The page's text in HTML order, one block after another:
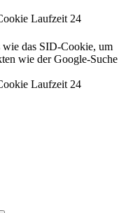
Laufzeit 24
das SID-Cookie, um
wie der Google-Suche
Laufzeit 24